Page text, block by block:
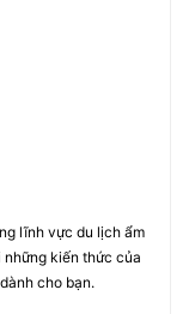
lĩnh vực du lịch ẩm
kiến thức của
cho bạn.